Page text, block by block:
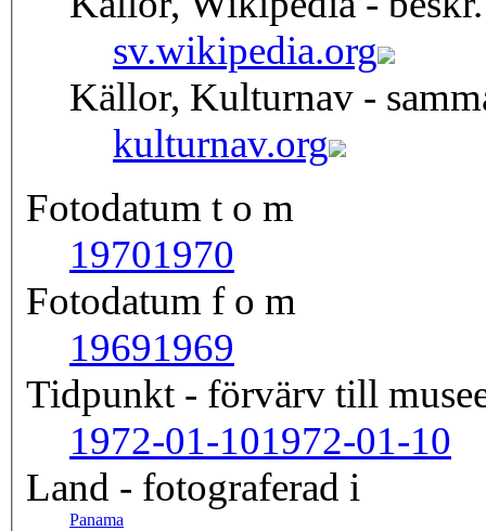
sv.wikipedia.org
Källor, Kulturnav -
kulturnav.org
Fotodatum t o m
19701970
Fotodatum f o m
19691969
Tidpunkt - förvärv till
1972-01-101972-01-10
Land - fotograferad i
Panama